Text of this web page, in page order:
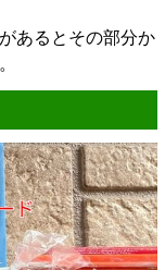
あるとその部分か